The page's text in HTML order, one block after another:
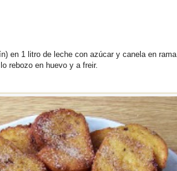
en 1 litro de leche con azúcar y canela en rama.
rebozo en huevo y a freir.